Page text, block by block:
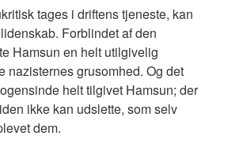
tages i driftens tjeneste, kan
Forblindet af den
Hamsun en helt utilgivelig
nazisternes grusomhed. Og det
helt tilgivet Hamsun; der
ikke kan udslette, som selv
dem.